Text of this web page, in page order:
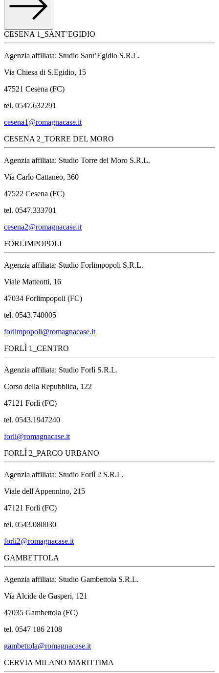
CESENA 1_SANT’EGIDIO
Agenzia affiliata: Studio Sant’Egidio S.R.L.
Via Chiesa di S.Egidio, 15
47521 Cesena (FC)
tel. 0547.632291
cesena1@romagnacase.it
CESENA 2_TORRE DEL MORO
Agenzia affiliata: Studio Torre del Moro S.R.L.
Via Carlo Cattaneo, 360
47522 Cesena (FC)
tel. 0547.333701
cesena2@romagnacase.it
FORLIMPOPOLI
Agenzia affiliata: Studio Forlimpopoli S.R.L.
Viale Matteotti, 16
47034 Forlimpopoli (FC)
tel. 0543.740005
forlimpopoli@romagnacase.it
FORLÌ 1_CENTRO
Agenzia affiliata: Studio Forlì S.R.L.
Corso della Repubblica, 122
47121 Forlì (FC)
tel. 0543.1947240
forli@romagnacase.it
FORLÌ 2_PARCO URBANO
Agenzia affiliata: Studio Forlì 2 S.R.L.
Viale dell'Appennino, 215
47121 Forlì (FC)
tel. 0543.080030
forli2@romagnacase.it
GAMBETTOLA
Agenzia affiliata: Studio Gambettola S.R.L.
Via Alcide de Gasperi, 121
47035 Gambettola (FC)
tel. 0547 186 2108
gambettola@romagnacase.it
CERVIA MILANO MARITTIMA